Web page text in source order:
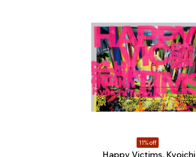
11% off
Happy Victims, Kyoichi